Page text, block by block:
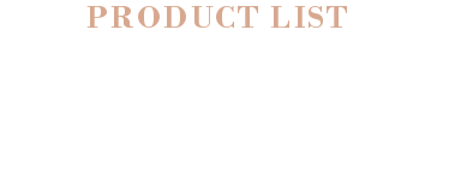
PRODUCT LIST